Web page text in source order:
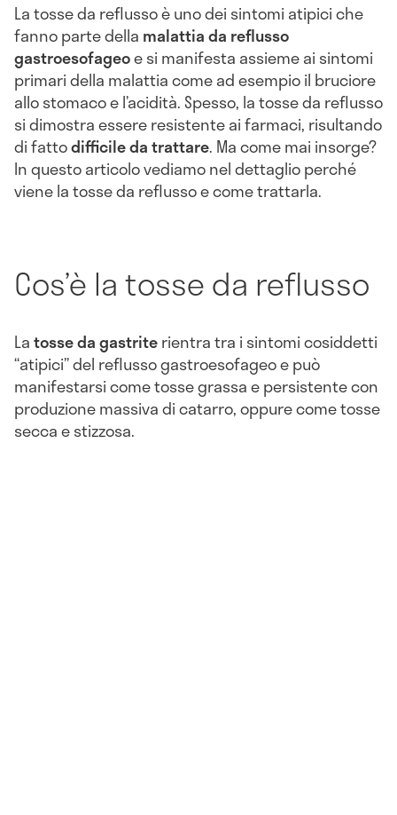
La tosse da reflusso è uno dei sintomi atipici che
fanno parte della malattia da reflusso
gastroesofageoe si manifesta assieme ai sintomi
primari della malattia come ad esempio il bruciore
allo stomaco e l’acidità. Spesso, la tosse da reflusso
si dimostra essere resistente ai farmaci, risultando
di fattodifficile da trattare. Ma come mai insorge?
In questo articolo vediamo nel dettaglio perché
viene la tosse da reflusso e come trattarla.
Cos’è la tosse da reflusso
Latosse da gastriterientra tra i sintomi cosiddetti
“atipici” del reflusso gastroesofageo e può
manifestarsi come tosse grassa e persistente con
produzione massiva di catarro, oppure come tosse
secca e stizzosa.